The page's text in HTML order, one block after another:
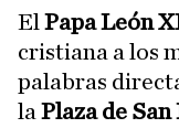
El Papa León
cristiana a los
palabras
la Plaza de San